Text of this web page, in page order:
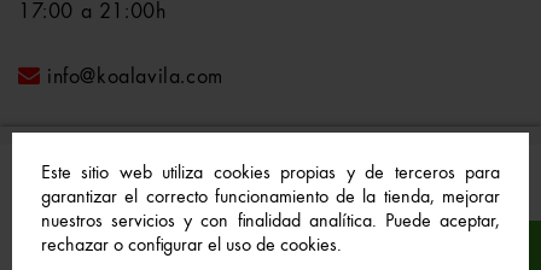
Este sitio web utiliza cookies propias y de terceros para
garantizar el correcto funcionamiento de la tienda, mejorar
nuestros servicios y con finalidad analítica. Puede aceptar,
rechazar o configurar el uso de cookies.
17:00 a 21:00h
info@koalavila.com
© 2021-2022 Koala Vila™. Todos los derechos